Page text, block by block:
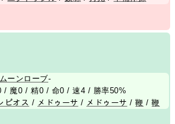
ムーンローブ-
/ 魔0 / 精0 / 命0 / 速4 / 勝率50%
ピオス / メドゥーサ / メドゥーサ /鞭 /鞭